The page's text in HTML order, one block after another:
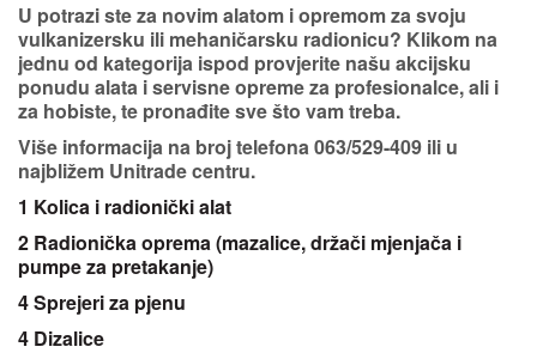
U potrazi ste za novim alatom i opremom za svoju
vulkanizersku ili mehaničarsku radionicu? Klikom na
jednu od kategorija ispod provjerite našu akcijsku
ponudu alata i servisne opremeza profesionalce, ali i
za hobiste, te pronađite sve što vam treba.
Više informacija na broj telefona063/529-409 ili u
najbližem Unitrade centru.
1 Kolica i radionički alat
2 Radionička oprema (mazalice, držači mjenjača i
pumpe za pretakanje)
4 Sprejeri za pjenu
4 Dizalice